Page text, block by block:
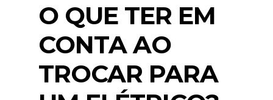
O QUE TER EM
CONTA AO
TROCAR PARA